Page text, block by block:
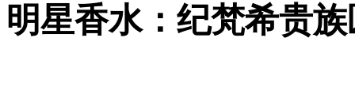
明星香水：纪梵希贵